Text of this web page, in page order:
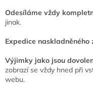
Odesíláme vždy
jinak.
Expedice
Výjimky jako jsou
zobrazí se vždy hned při
webu.